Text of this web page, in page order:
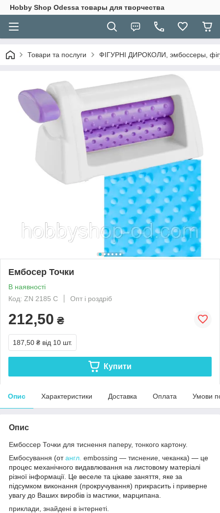
Hobbу Shop Odessa товары для творчества
Товари та послуги ФІГУРНІ ДИРОКОЛИ, эмбоссеры,
Ембосер Точки
В наявності
Код: ZN 2185 С
Опт і роздріб
212,50 ₴
187,50 ₴ від 10 шт.
Купити
Опис Характеристики Доставка Оплата Умови
Опис
Ембоссер Точки для тиснення паперу, тонкого картону.
Ембосування (отангл. embossing — тиснение, чеканка) — це
процес механічного видавлювання на листовому матеріалі
різної інформації. Це веселе та цікаве заняття, яке за
підсумком виконання (прокручування) прикрасить і приверне
увагу до Ваших виробів із мастики, марципана.
приклади, знайдені в інтернеті.